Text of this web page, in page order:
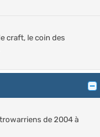
craft, le coin des
de 2004 à